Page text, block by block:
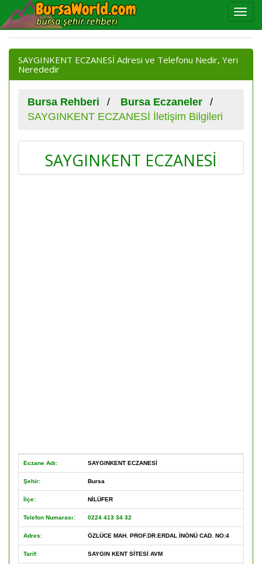
SAYGINKENT ECZANESİ Adresi ve Telefonu Nedir, Yeri
Nerededir
Bursa Rehberi
Bursa Eczaneler
SAYGINKENT ECZANESİ İletişim Bilgileri
SAYGINKENT ECZANESİ
Eczane Adı: SAYGINKENT ECZANESİ
Şehir: Bursa
İlçe: NİLÜFER
Telefon Numarası: 0224 413 34 32
Adres: ÖZLÜCE MAH. PROF.DR.ERDAL İNÖNÜ CAD. NO:4
Tarif: SAYGIN KENT SİTESİ AVM